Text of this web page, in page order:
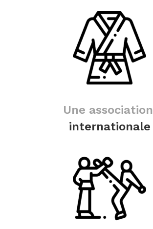
Une association
internationale